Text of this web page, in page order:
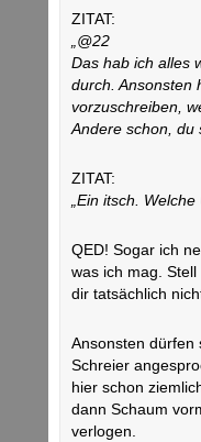
ZITAT:
„@22
Das hab ich alles
durch. Ansonsten
vorzuschreiben,
Andere schon, du
ZITAT:
„Ein itsch.
QED! Sogar ich
was ich mag.
dir tatsächlich
Ansonsten dürfen
Schreier
hier schon
dann Schaum
verlogen.